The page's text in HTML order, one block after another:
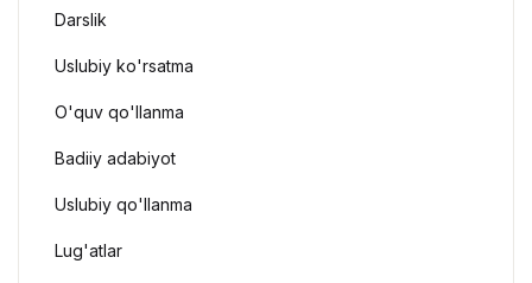
Darslik
Uslubiy ko'rsatma
O'quv qo'llanma
Badiiy adabiyot
Uslubiy qo'llanma
Lug'atlar